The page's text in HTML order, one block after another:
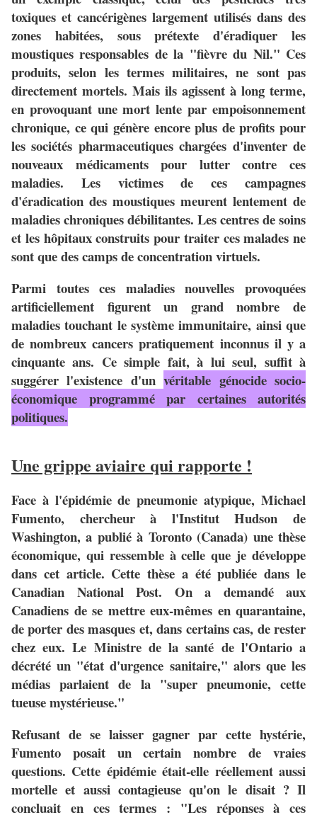
toxiques et cancérigènes largement utilisés dans des
zones habitées, sous prétexte d'éradiquer les
moustiques responsables de la "fièvre du Nil." Ces
produits, selon les termes militaires, ne sont pas
directement mortels. Mais ils agissent à long terme,
en provoquant une mort lente par empoisonnement
chronique, ce qui génère encore plus de profits pour
les sociétés pharmaceutiques chargées d'inventer de
nouveaux médicaments pour lutter contre ces
maladies. Les victimes de ces campagnes
d'éradication des moustiques meurent lentement de
maladies chroniques débilitantes. Les centres de soins
et les hôpitaux construits pour traiter ces malades ne
sont que des camps de concentration virtuels.
Parmi toutes ces maladies nouvelles provoquées
artificiellement figurent un grand nombre de
maladies touchant le système immunitaire, ainsi que
de nombreux cancers pratiquement inconnus il y a
cinquante ans. Ce simple fait, à lui seul, suffit à
suggérer l'existence d'unvéritable génocide socio-
économique programmé par certaines autorités
politiques.
Une grippe aviaire qui rapporte !
Face à l'épidémie de pneumonie atypique, Michael
Fumento, chercheur à l'Institut Hudson de
Washington, a publié à Toronto (Canada) une thèse
économique, qui ressemble à celle que je développe
dans cet article. Cette thèse a été publiée dans le
Canadian National Post. On a demandé aux
Canadiens de se mettre eux-mêmes en quarantaine,
de porter des masques et, dans certains cas, de rester
chez eux. Le Ministre de la santé de l'Ontario a
décrété un "état d'urgence sanitaire," alors que les
médias parlaient de la "super pneumonie, cette
tueuse mystérieuse."
Refusant de se laisser gagner par cette hystérie,
Fumento posait un certain nombre de vraies
questions. Cette épidémie était-elle réellement aussi
mortelle et aussi contagieuse qu'on le disait ? Il
concluait en ces termes : "Les réponses à ces